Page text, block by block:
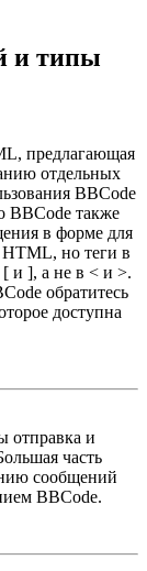
и типы
предлагающая
отдельных
BBCode
BBCode также
в форме для
но теги в
и ], а не в < и >.
обратитесь
доступна
отправка и
часть
сообщений
BBCode.